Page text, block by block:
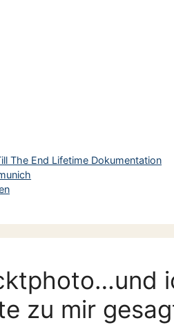
The End Lifetime Dokumentation
zu mir